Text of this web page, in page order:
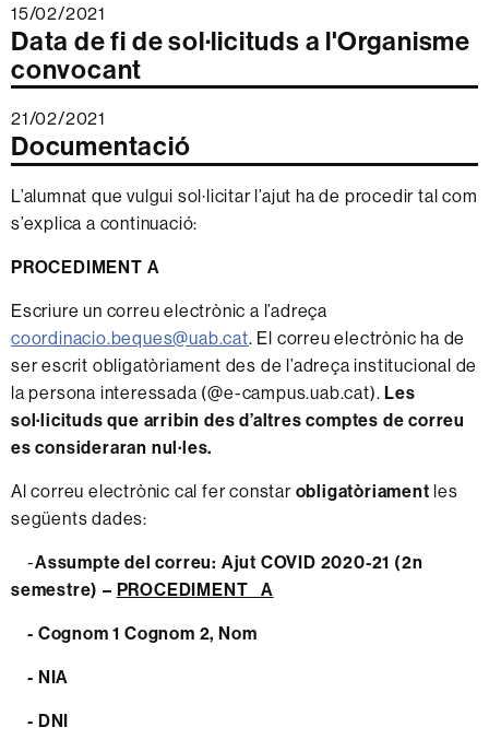
15/02/2021
Data de fi de sol·licituds a l'Organisme
convocant
21/02/2021
Documentació
L’alumnat que vulgui sol·licitar l’ajut ha de procedir tal com
s’explica a continuació:
PROCEDIMENT A
Escriure un correu electrònic a l’adreça
coordinacio.beques@uab.cat. El correu electrònic ha de
ser escrit obligatòriament des de l’adreça institucional de
la persona interessada (@e-campus.uab.cat).Les
sol·licituds que arribin des d’altres comptes de correu
es consideraran nul·les.
Al correu electrònic cal fer constar obligatòriament les
següents dades:
-Assumpte del correu: Ajut COVID 2020-21 (2n
semestre) – PROCEDIMENT A
- Cognom 1 Cognom 2, Nom
- NIA
- DNI